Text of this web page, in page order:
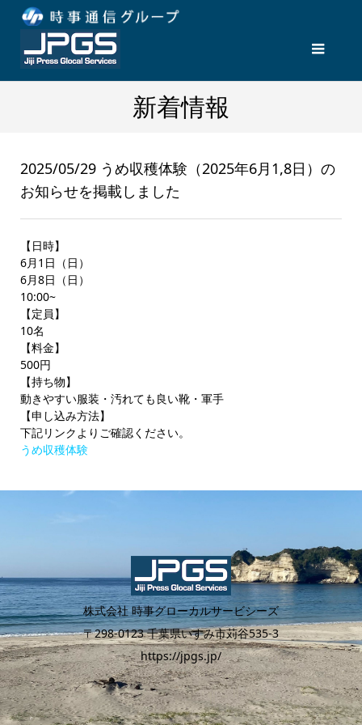
新着情報
2025/05/29 うめ収穫体験（2025年6月1,8日）の
お知らせを掲載しました
【日時】
6月1日（日）
6月8日（日）
10:00~
【定員】
10名
【料金】
500円
【持ち物】
動きやすい服装・汚れても良い靴・軍手
【申し込み方法】
下記リンクよりご確認ください。
うめ収穫体験
株式会社 時事グローカルサービシーズ
〒298-0123 千葉県いすみ市苅谷535-3
https://jpgs.jp/